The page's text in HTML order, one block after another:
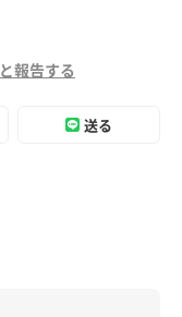
報告する
送る